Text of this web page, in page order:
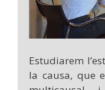
Estudiarem
la causa, que